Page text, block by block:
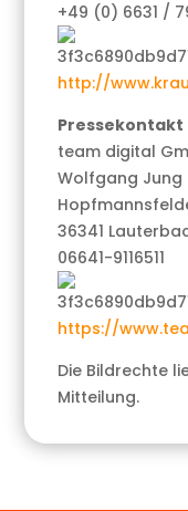
+49 (0) 6631 /
http://
Pressekontakt
team digital
Wolfgang Jung
36341
06641-9116511
https://
Die Bildrechte
Mitteilung.